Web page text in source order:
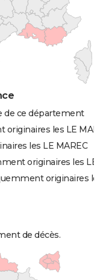
de ce département
les LE
les LE MAREC
originaires les LE
originaires
de décès.